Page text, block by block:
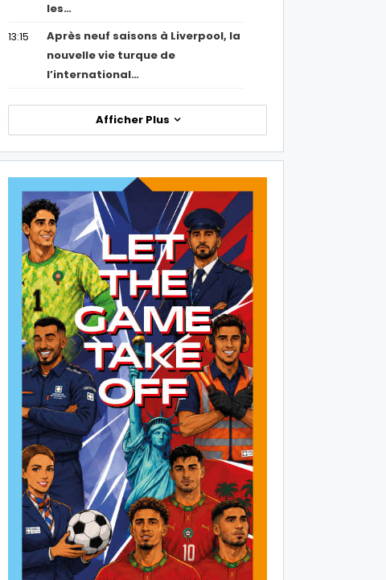
les…
13:15
Après neuf saisons à Liverpool, la
nouvelle vie turque de
l’international…
Afficher Plus